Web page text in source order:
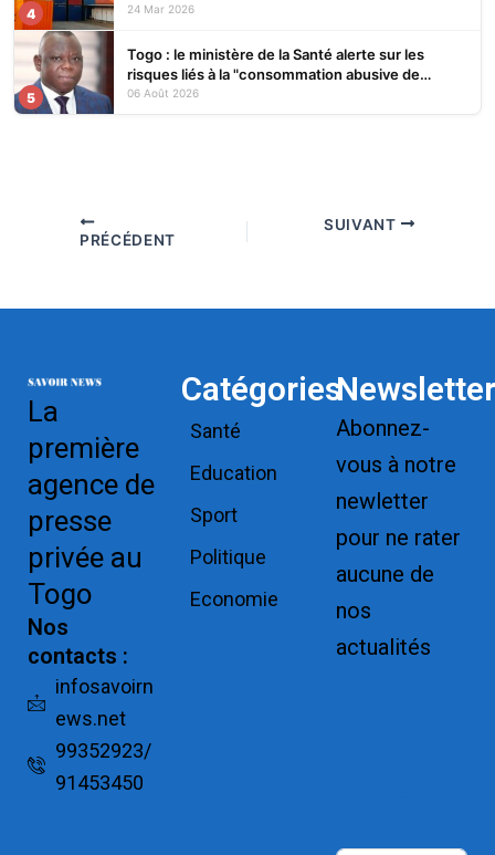
4 24 Mar 2026
5
Togo : le ministère de la Santé alerte sur les
risques liés à la "consommation abusive de
boissons énergisantes et de substances
06 Août 2026
PRÉCÉDENT
SUIVANT
La
première
agence de
presse
privée au
Togo
Nos
contacts :
infosavoirn
ews.net
99352923/
91453450
Catégories
Santé
Education
Sport
Politique
Economie
Newsletter
Abonnez-
vous à notre
newletter
pour ne rater
aucune de
nos
actualités